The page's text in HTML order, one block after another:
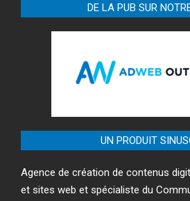
DE LA PUB SUR
UN PRODUIT
Agence de création de contenus
et sites web et spécialiste du